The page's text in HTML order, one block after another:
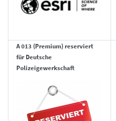
A 013 (Premium) reserviert
für Deutsche
Polizeigewerkschaft